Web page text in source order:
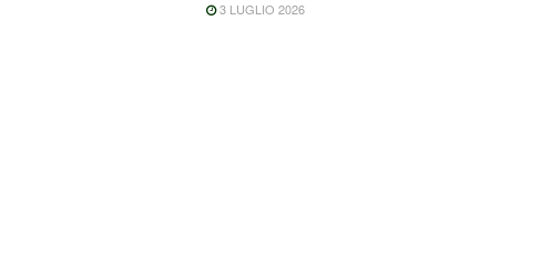
3 LUGLIO 2026